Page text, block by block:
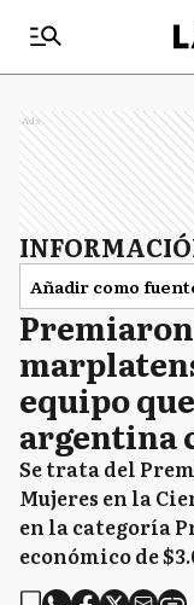
Ads
Añadir como
equipo
argentina
Se trata del
Mujeres en la
en la categoría
económico de